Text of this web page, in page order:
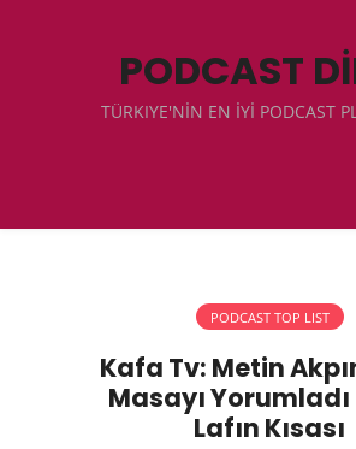
PODCAST
TÜRKIYE'NİN EN İYİ PODCAST
PODCAST TOP LIST
Kafa Tv: Metin
Masayı Yorumladı
Lafın Kısası